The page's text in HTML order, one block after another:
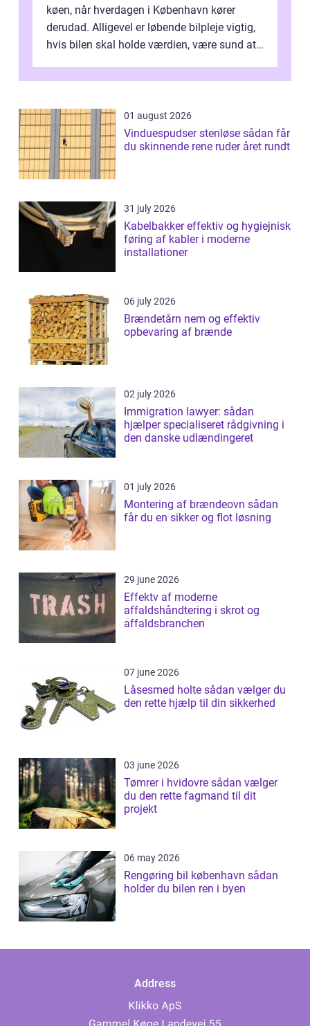
køen, når hverdagen i København kører
derudad. Alligevel er løbende bilpleje vigtig,
hvis bilen skal holde værdien, være sund at
01 august 2026
Vinduespudser stenløse sådan får
du skinnende rene ruder året rundt
31 july 2026
Kabelbakker effektiv og hygiejnisk
føring af kabler i moderne
installationer
06 july 2026
Brændetårn nem og effektiv
opbevaring af brænde
02 july 2026
Immigration lawyer: sådan
hjælper specialiseret rådgivning i
den danske udlændingeret
01 july 2026
Montering af brændeovn sådan
får du en sikker og flot løsning
29 june 2026
Effektv af moderne
affaldshåndtering i skrot og
affaldsbranchen
07 june 2026
Låsesmed holte sådan vælger du
den rette hjælp til din sikkerhed
03 june 2026
Tømrer i hvidovre sådan vælger
du den rette fagmand til dit
projekt
06 may 2026
Rengøring bil københavn sådan
holder du bilen ren i byen
Address